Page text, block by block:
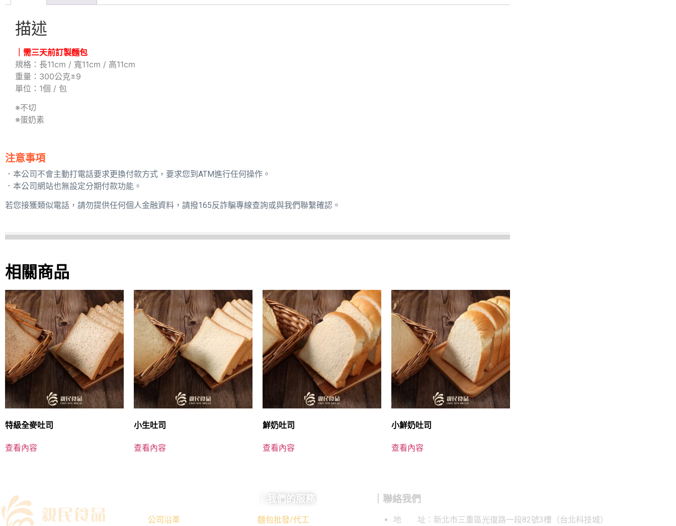
描述
｜需三天前訂製麵包
規格：長11cm / 寬11cm / 高11cm
重量：300公克±9
單位：1個 / 包
※不切
※蛋奶素
注意事項
．本公司不會主動打電話要求更換付款方式，要求您到ATM進行任何操作。
．本公司網站也無設定分期付款功能。
若您接獲類似電話，請勿提供任何個人金融資料，請撥165反詐騙專線查詢或與我們聯繫確認。
相關商品
特級全麥吐司
查看內容
小生吐司
查看內容
鮮奶吐司
查看內容
小鮮奶吐司
查看內容
公司沿革
｜我們的服務
麵包批發/代工
｜聯絡我們
地 址：新北市三重區光復路一段82號3樓（台北科技城）